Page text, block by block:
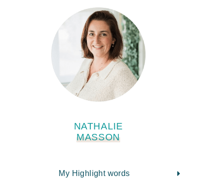
NATHALIE
MASSON
My Highlight words